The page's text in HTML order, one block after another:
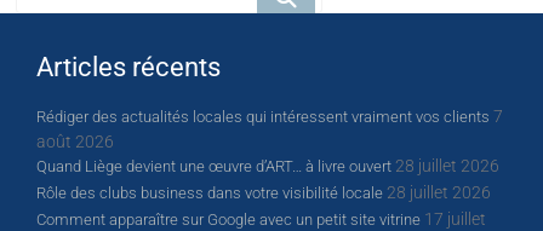
Articles récents
Rédiger des actualités locales qui intéressent vraiment vos clients 7
août 2026
Quand Liège devient une œuvre d’ART… à livre ouvert 28 juillet 2026
Rôle des clubs business dans votre visibilité locale 28 juillet 2026
Comment apparaître sur Google avec un petit site vitrine 17 juillet